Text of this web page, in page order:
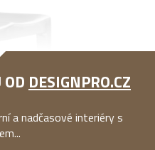
DESIGNPRO.CZ
a nadčasové interiéry s